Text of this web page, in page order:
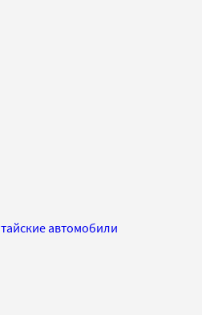
автомобили